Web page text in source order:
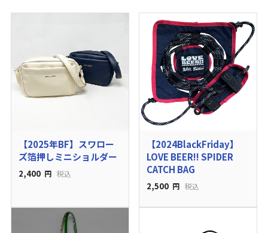
【2025年BF】スワロー
ズ箔押しミニショルダー
2,400 円 税込
【2024BlackFriday】
LOVE BEER!! SPIDER
CATCH BAG
2,500 円 税込